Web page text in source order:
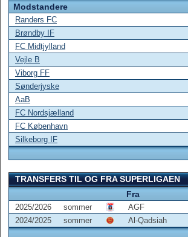
Modstandere
Randers FC
Brøndby IF
FC Midtjylland
Vejle B
Viborg FF
Sønderjyske
AaB
FC Nordsjælland
FC København
Silkeborg IF
TRANSFERS TIL OG FRA SUPERLIGAEN
Fra
2025/2026 sommer AGF
2024/2025
sommer Al-Qadsiah